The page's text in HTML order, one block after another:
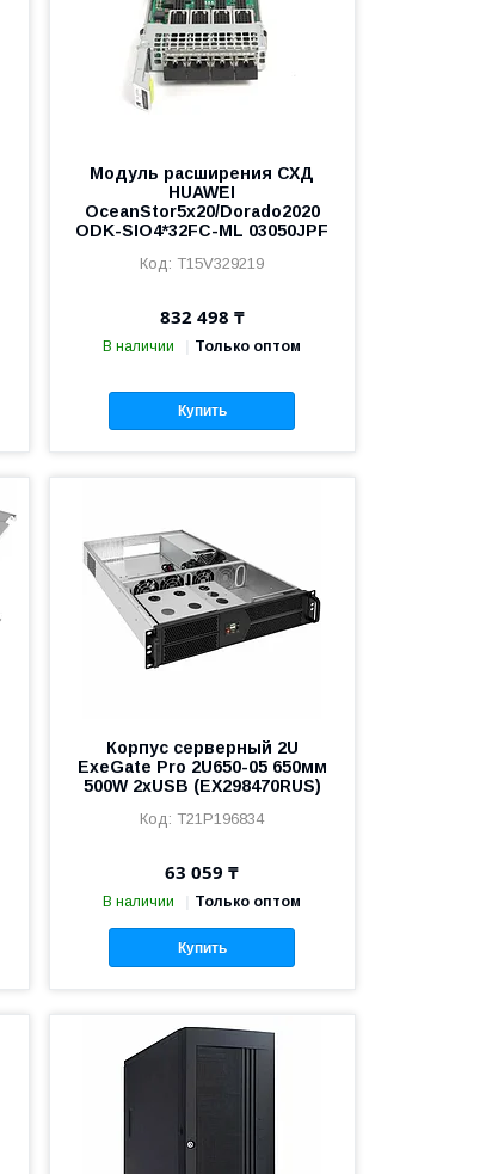
Модуль расширения СХД
HUAWEI
OceanStor5x20/Dorado2020
ODK-SIO4*32FC-ML 03050JPF
T15V329219
832 498 ₸
В наличии Только оптом
Купить
Корпус серверный 2U
ExeGate Pro 2U650-05 650мм
500W 2xUSB (EX298470RUS)
T21P196834
63 059 ₸
В наличии Только оптом
Купить